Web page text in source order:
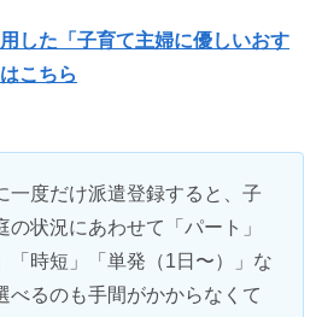
した「子育て主婦に優しいおす
こちら
一度だけ派遣登録すると、子
の状況にあわせて「パート」
「時短」「単発（1日〜）」な
べるのも手間がかからなくて